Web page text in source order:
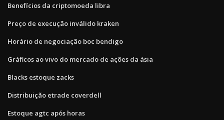
Benefícios da criptomoeda libra
Preço de execução inválido kraken
Horário de negociação boc bendigo
Gráficos ao vivo do mercado de ações da ásia
Blacks estoque zacks
Distribuição etrade coverdell
Estoque agtc após horas